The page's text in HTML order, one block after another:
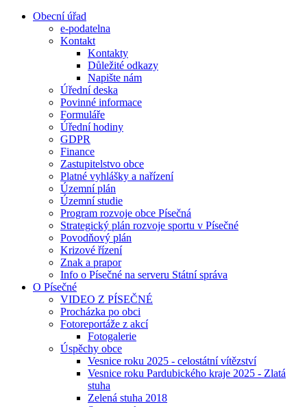
Obecní úřad
e-podatelna
Kontakt
Kontakty
Důležité odkazy
Napište nám
Úřední deska
Povinné informace
Formuláře
Úřední hodiny
GDPR
Finance
Zastupitelstvo obce
Platné vyhlášky a nařízení
Územní plán
Územní studie
Program rozvoje obce Písečná
Strategický plán rozvoje sportu v Písečné
Povodňový plán
Krizové řízení
Znak a prapor
Info o Písečné na serveru Státní správa
O Písečné
VIDEO Z PÍSEČNÉ
Procházka po obci
Fotoreportáže z akcí
Fotogalerie
Úspěchy obce
Vesnice roku 2025 - celostátní vítězství
Vesnice roku Pardubického kraje 2025 - Zlatá
stuha
Zelená stuha 2018